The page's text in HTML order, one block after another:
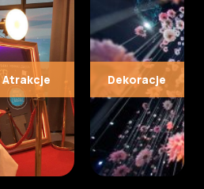
Atrakcje Dekoracje